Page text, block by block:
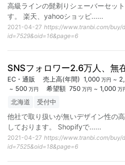
高級ラインの髭剃りシェーバーセッ
す。 楽天、yahooショッピ......
2021-04-27 https://www.tranbi.com/buy/
id=7529&oid=16&page=6
SNSフォロワー2.6万人、無
EC・通販 売上高(年間) 1,000 万円 ~
~ 500 万円 希望額 750 万円 ~ 1,000 万
北海道 受付中
他社で取り扱いが無いデザイン性の
しております。 Shopifyで......
2021-04-27 https://www.tranbi.com/buy/
id=7525&oid=18&page=6